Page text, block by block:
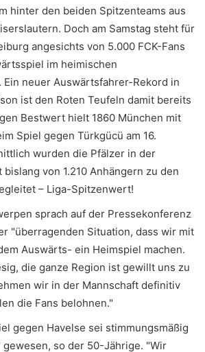
hinter den beiden Spitzenteams aus
Doch am Samstag steht für
angesichts von 5.000 FCK-Fans
im heimischen
Ein neuer Auswärtsfahrer-Rekord in
ist den Roten Teufeln damit bereits
Bestwert hielt 1860 München mit
Spiel gegen Türkgücü am 16.
wurden die Pfälzer in der
von 1.210 Anhängern zu den
– Liga-Spitzenwert!
sprach auf der Pressekonferenz
"überragenden Situation, dass wir mit
Auswärts- ein Heimspiel machen.
die ganze Region ist gewillt uns zu
wir in der Mannschaft definitiv
die Fans belohnen."
gegen Havelse sei stimmungsmäßig
so der 50-Jährige. "Wir